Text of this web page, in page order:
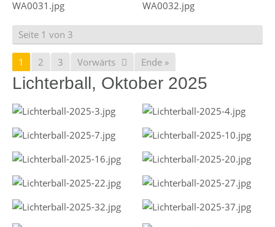
Seite 1 von 3
1 2 3 Vorwärts Ende »
Lichterball, Oktober 2025